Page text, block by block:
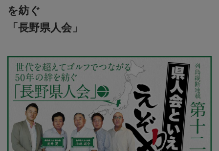
を紡ぐ
「長野県人会」